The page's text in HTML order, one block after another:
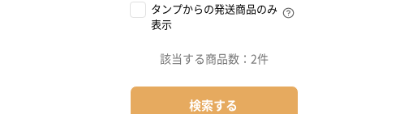
タンプからの発送商品のみ
表示
該当する商品数： 2件
検索する